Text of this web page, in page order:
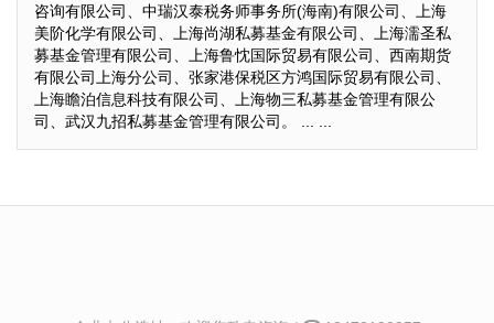
咨询有限公司、中瑞汉泰税务师事务所(海南)有限公司、上海
美阶化学有限公司、上海尚湖私募基金有限公司、上海濡圣私
募基金管理有限公司、上海鲁忱国际贸易有限公司、西南期货
有限公司上海分公司、张家港保税区方鸿国际贸易有限公司、
上海瞻泊信息科技有限公司、上海物三私募基金管理有限公
司、武汉九招私募基金管理有限公司。 ... ...